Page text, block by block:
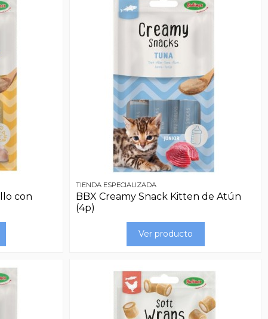
con
TIENDA ESPECIALIZADA
BBX Creamy Snack Kitten de Atún
(4p)
Ver producto